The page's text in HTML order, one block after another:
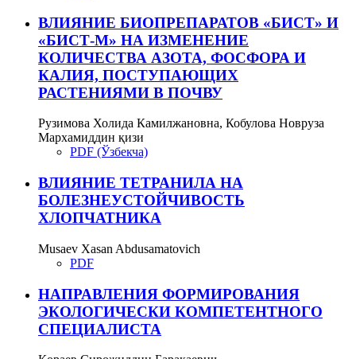
ВЛИЯНИЕ БИОПРЕПАРАТОВ «БИСТ» И
«БИСТ-М» НА ИЗМЕНЕНИЕ
КОЛИЧЕСТВА АЗОТА, ФОСФОРА И
КАЛИЯ, ПОСТУПАЮЩИХ
РАСТЕНИЯМИ В ПОЧВУ
Рузимова Холида Камилжановна, Кобулова Новруза
Мархамиддин қизи
PDF (Ўзбекча)
ВЛИЯНИЕ ТЕТРАНИЛА НА
БОЛЕЗНЕУСТОЙЧИВОСТЬ
ХЛОПЧАТНИКА
Musaev Xasan Abdusamatovich
PDF
НАПРАВЛЕНИЯ ФОРМИРОВАНИЯ
ЭКОЛОГИЧЕСКИ КОМПЕТЕНТНОГО
СПЕЦИАЛИСТА